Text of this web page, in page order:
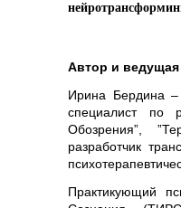
Автор и ведущая
Ирина Бердина –
специалист по
Обозрения”,
разработчик
Практикующий